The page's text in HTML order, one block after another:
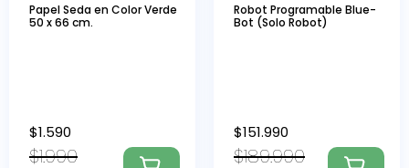
Papel Seda en Color Verde
50 x 66 cm.
$1.990
$1.590
Robot Programable Blue-
Bot (Solo Robot)
$189.990
$151.990